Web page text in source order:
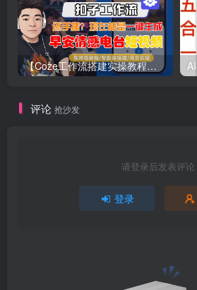
【Coze工作流搭建实操教程】【coze】早安情感电台日签视频还在手动做？用扣子工作流自动生成，省时90%
评论 抢沙发
请登录后发表评论
登录